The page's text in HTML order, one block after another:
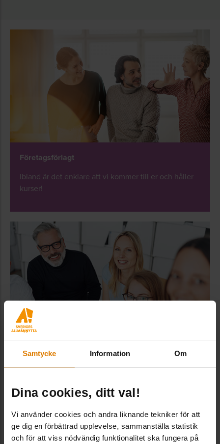
Samtycke Information Om
Dina cookies, ditt val!
Vi använder cookies och andra liknande tekniker för att
ge dig en förbättrad upplevelse, sammanställa statistik
och för att viss nödvändig funktionalitet ska fungera på
Företagsförlagt
Ibland är det enklare att vi kommer till er och håller
kurser!
Nätverk
erfarenhetsdelning och kunskapsutbyte.